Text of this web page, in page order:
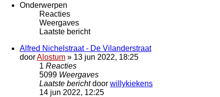
Onderwerpen
Reacties
Weergaves
Laatste bericht
Alfred Nichelstraat - De Vilanderstraat
doorAlostum » 13 jun 2022, 18:25
1 Reacties
5099 Weergaves
Laatste berichtdoor willykiekens
14 jun 2022, 12:25